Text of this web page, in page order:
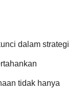
dalam strategi
tidak hanya